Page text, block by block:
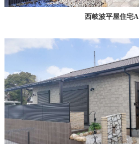
西岐波平屋住宅A